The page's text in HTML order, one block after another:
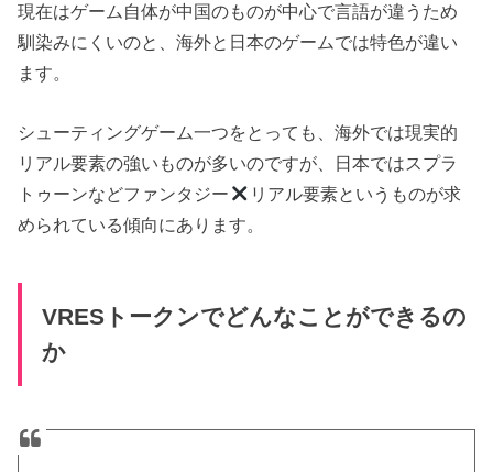
現在はゲーム自体が中国のものが中心で言語が違うため
馴染みにくいのと、海外と日本のゲームでは特色が違い
ます。
シューティングゲーム一つをとっても、海外では現実的
リアル要素の強いものが多いのですが、日本ではスプラ
トゥーンなどファンタジー
リアル要素というものが求
められている傾向にあります。
VRESトークンでどんなことができるの
か